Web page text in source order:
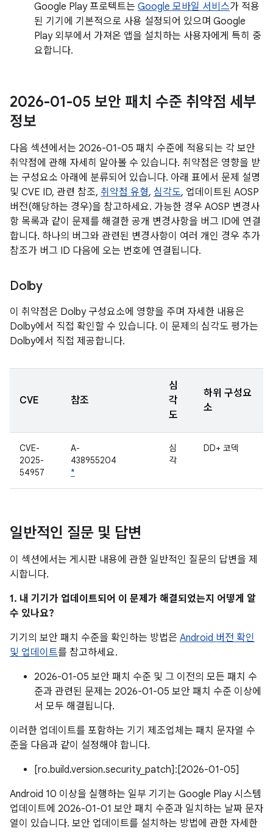
Google Play 프로텍트는 Google 모바일 서비스가 적용
된 기기에 기본적으로 사용 설정되어 있으며 Google
Play 외부에서 가져온 앱을 설치하는 사용자에게 특히 중
요합니다.
2026-01-05 보안 패치 수준 취약점 세부
정보
다음 섹션에서는 2026-01-05 패치 수준에 적용되는 각 보안
취약점에 관해 자세히 알아볼 수 있습니다. 취약점은 영향을 받
는 구성요소 아래에 분류되어 있습니다. 아래 표에서 문제 설명
및 CVE ID, 관련 참조, 취약점 유형, 심각도, 업데이트된 AOSP
버전(해당하는 경우)을 참고하세요. 가능한 경우 AOSP 변경사
항 목록과 같이 문제를 해결한 공개 변경사항을 버그 ID에 연결
합니다. 하나의 버그와 관련된 변경사항이 여러 개인 경우 추가
참조가 버그 ID 다음에 오는 번호에 연결됩니다.
Dolby
이 취약점은 Dolby 구성요소에 영향을 주며 자세한 내용은
Dolby에서 직접 확인할 수 있습니다. 이 문제의 심각도 평가는
Dolby에서 직접 제공합니다.
CVE 참조
심
각
도
하위 구성요
소
CVE-
2025-
54957
A-
438955204
*
심
각
DD+ 코덱
일반적인 질문 및 답변
이 섹션에서는 게시판 내용에 관한 일반적인 질문의 답변을 제
시합니다.
1. 내 기기가 업데이트되어 이 문제가 해결되었는지 어떻게 알
수 있나요?
기기의 보안 패치 수준을 확인하는 방법은 Android 버전 확인
및 업데이트를 참고하세요.
2026-01-05 보안 패치 수준 및 그 이전의 모든 패치 수
준과 관련된 문제는 2026-01-05 보안 패치 수준 이상에
서 모두 해결됩니다.
이러한 업데이트를 포함하는 기기 제조업체는 패치 문자열 수
준을 다음과 같이 설정해야 합니다.
[ro.build.version.security_patch]:[2026-01-05]
Android 10 이상을 실행하는 일부 기기는 Google Play 시스템
업데이트에 2026-01-01 보안 패치 수준과 일치하는 날짜 문자
열이 있습니다. 보안 업데이트를 설치하는 방법에 관한 자세한